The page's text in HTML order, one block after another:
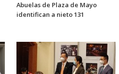
Abuelas de Plaza de Mayo
identifican a nieto 131